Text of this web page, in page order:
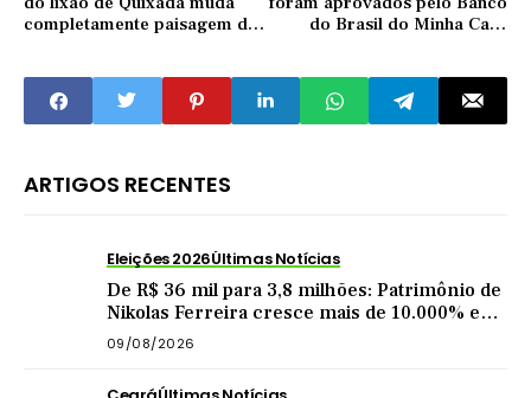
completamente paisagem do
do Brasil do Minha Casa
ARTIGOS RECENTES
Eleições 2026Últimas Notícias
De R$ 36 mil para 3,8 milhões: Patrimônio de
Nikolas Ferreira cresce mais de 10.000% em
4 anos como deputado
09/08/2026